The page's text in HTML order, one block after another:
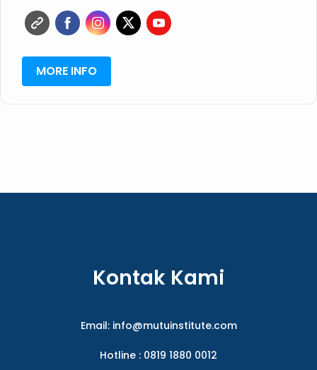
MORE INFO
Kontak Kami
Email: info@mutuinstitute.com
Hotline : 0819 1880 0012